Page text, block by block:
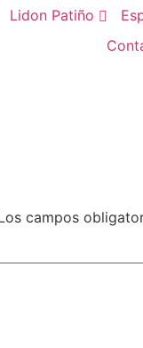
Lidon Patiño
campos